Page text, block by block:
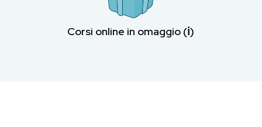
Corsi online in omaggio (ℹ︎)